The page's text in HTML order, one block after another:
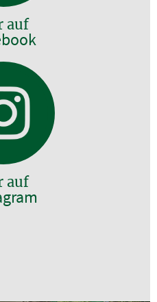
auf
auf